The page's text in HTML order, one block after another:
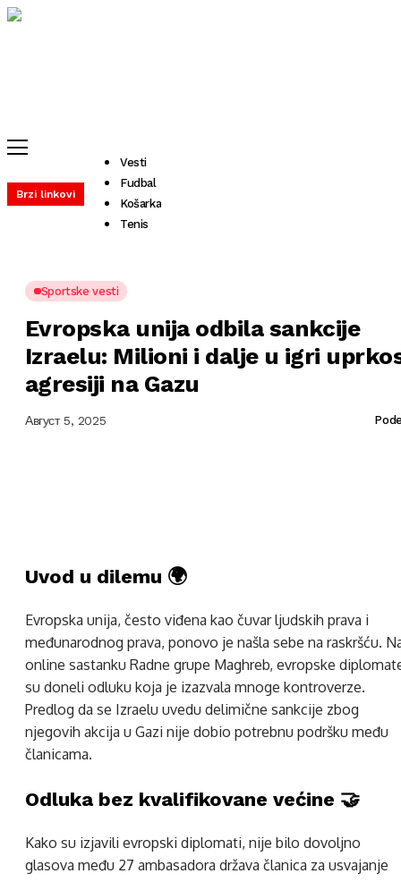
Brzi linkovi
Vesti
Fudbal
Košarka
Tenis
Sportske vesti
Evropska unija odbila sankcije
Izraelu: Milioni i dalje u igri
agresiji na Gazu
Август 5, 2025
Uvod u dilemu 🌍
Evropska unija, često viđena kao čuvar ljudskih prava i
međunarodnog prava, ponovo je našla sebe na raskršću.
online sastanku Radne grupe Maghreb, evropske
su doneli odluku koja je izazvala mnoge kontroverze.
Predlog da se Izraelu uvedu delimične sankcije zbog
njegovih akcija u Gazi nije dobio potrebnu podršku među
članicama.
Odluka bez kvalifikovane većine 🤝
Kako su izjavili evropski diplomati, nije bilo dovoljno
glasova među 27 ambasadora država članica za usvajanje